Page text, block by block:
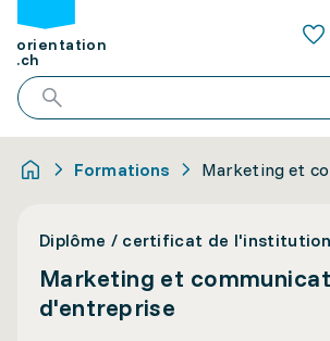
orientation
.ch
Formations Marketing et
Diplôme / certificat de l'institution
Marketing et
d'entreprise